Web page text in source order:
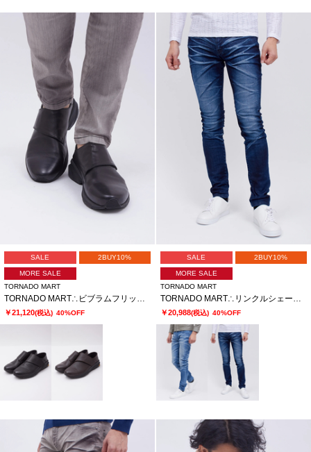
SALE 2BUY10%
MORE SALE
TORNADO MART
TORNADO MART∴ビブラムフリップフィットスリッポン
￥21,120(税込) 40%OFF
SALE 2BUY10%
MORE SALE
TORNADO MART
TORNADO MART∴リンクルシェービングスキニーデニム
￥20,988(税込) 40%OFF